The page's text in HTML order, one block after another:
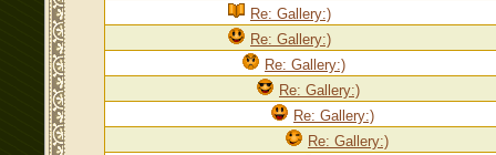
Re: Gallery:)
Re: Gallery:)
Re: Gallery:)
Re: Gallery:)
Re: Gallery:)
Re: Gallery:)